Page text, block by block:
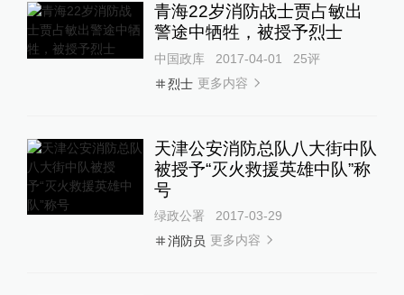
青海22岁消防战士贾占敏出
警途中牺牲，被授予烈士
中国政库 2017-04-01 25评
烈士 更多内容
天津公安消防总队八大街中队
被授予“灭火救援英雄中队”称
号
绿政公署
2017-03-29
消防员 更多内容